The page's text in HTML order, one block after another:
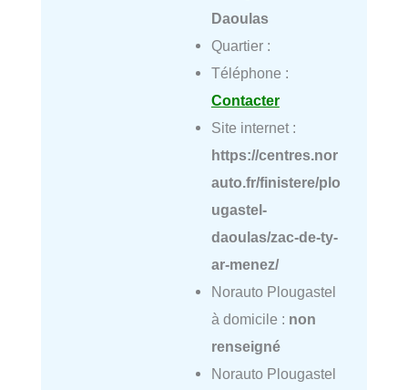
Daoulas
Quartier :
Téléphone :
Contacter
Site internet :
https://centres.nor
auto.fr/finistere/plo
ugastel-
daoulas/zac-de-ty-
ar-menez/
Norauto Plougastel
à domicile : non
renseigné
Norauto Plougastel